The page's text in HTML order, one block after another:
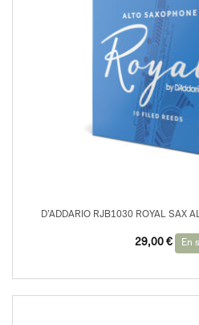
D’ADDARIO RJB1030 ROYAL SAX
29,00 € En